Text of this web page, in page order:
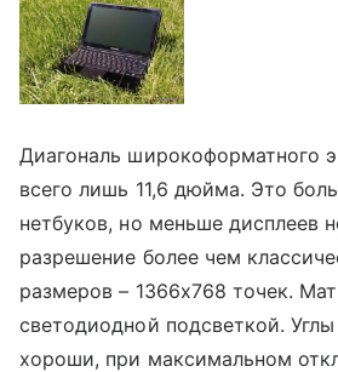
Диагональ широкоформатного
всего лишь 11,6 дюйма. Это
нетбуков, но меньше дисплеев
разрешение более чем
размеров – 1366х768 точек.
светодиодной подсветкой.
хороши, при максимальном